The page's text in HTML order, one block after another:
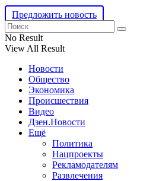
Предложить новость
No Result
View All Result
Новости
Общество
Экономика
Происшествия
Видео
Дзен.Новости
Ещё
Политика
Нацпроекты
Рекламодателям
Развлечения